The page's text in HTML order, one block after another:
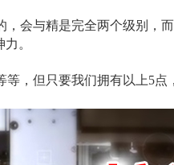
与精是完全两个级别，
。
但只要我们拥有以上5点